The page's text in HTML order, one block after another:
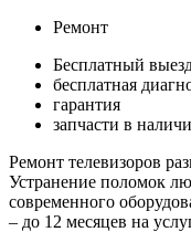
Ремонт
Бесплатный
бесплатная
гарантия
запчасти в
Ремонт телевизоров
Устранение поломок
современного
– до 12 месяцев на